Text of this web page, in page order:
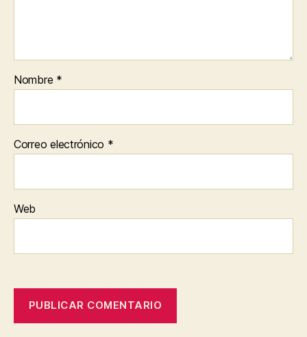
Nombre *
Correo electrónico *
Web